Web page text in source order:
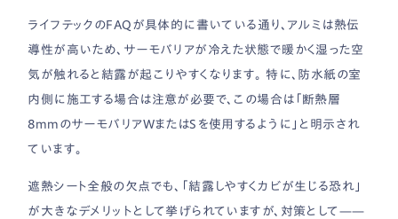
ライフテックのFAQが具体的に書いている通り、アルミは熱伝
導性が高いため、サーモバリアが冷えた状態で暖かく湿った空
気が触れると結露が起こりやすくなります。 特に、防水紙の室
内側に施工する場合は注意が必要で、この場合は「断熱層
8mmのサーモバリアWまたはSを使用するように」と明示され
ています。
遮熱シート全般の欠点でも、「結露しやすくカビが生じる恐れ」
が大きなデメリットとして挙げられていますが、対策として——